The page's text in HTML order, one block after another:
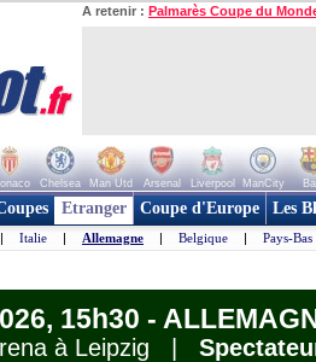
A retenir : Palmarès Coupe du
Chelsea Man Utd Arsenal Liverpool ManCity
Etranger Coupe d'Europe Les
| Italie | Allemagne | Belgique | Pays-Bas
15h30 -
à Leipzig |